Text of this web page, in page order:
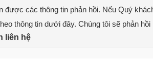
được các thông tin phản hồi. Nếu Quý
thông tin dưới đây. Chúng tôi sẽ phản
liên hệ